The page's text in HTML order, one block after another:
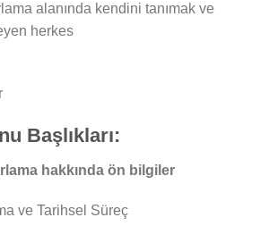
alanında kendini tanımak ve
herkes
Başlıkları:
hakkında ön bilgiler
ve Tarihsel Süreç